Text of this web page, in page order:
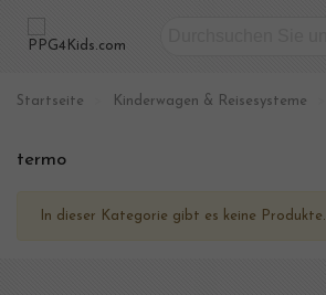
Startseite Kinderwagen & Reisesysteme
termo
In dieser Kategorie gibt es keine Produkte.